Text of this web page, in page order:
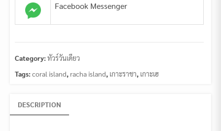
Facebook Messenger
Category: ทัวร์วันเดียว
Tags: coral island, racha island, เกาะราชา, เกาะเฮ
DESCRIPTION